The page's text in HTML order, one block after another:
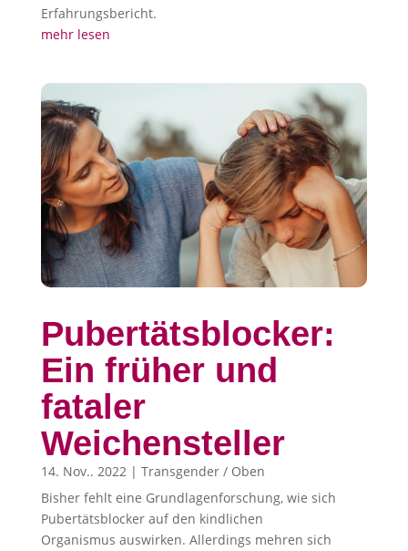
Erfahrungsbericht.
mehr lesen
Pubertätsblocker:
Ein früher und
fataler
Weichensteller
14. Nov.. 2022| Transgender / Oben
Bisher fehlt eine Grundlagenforschung, wie sich
Pubertätsblocker auf den kindlichen
Organismus auswirken. Allerdings mehren sich